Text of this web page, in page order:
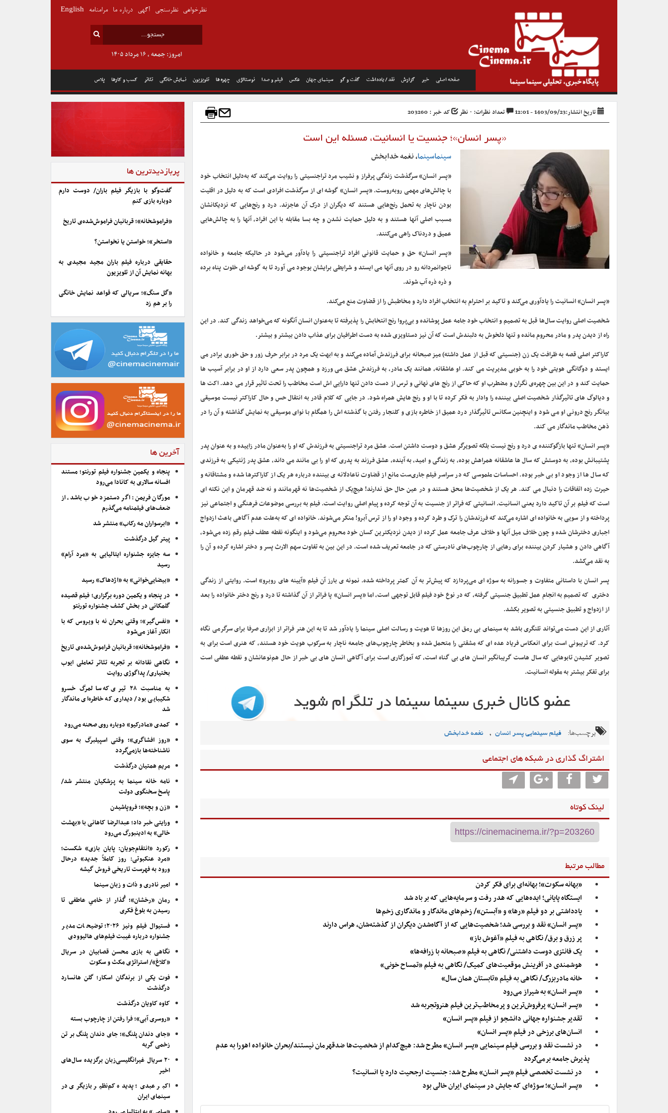
صفحه اصلی خبر گزارش نقد / یادداشت گفت و گو سینمای جهان عکس فیلم و صدا نوستالژی چهره ها تلویزیون نمایش خانگی تئاتر کسب و کارها پلاس
امروز: جمعه , ۱۶ مرداد ۱۴۰۵
نظرخواهی نظرسنجی آگهی درباره ما مرامنامه English
تاریخ انتشار:1403/09/23 - 12:01 تعداد نظرات: ۰ نظر کد خبر : 203260
«پسر انسان»؛ جنسیت یا انسانیت، مسئله این است
سینماسینما، نغمه خدابخش
«پسر انسان» سرگذشت زندگی پرفراز و نشیب مرد تراجنسیتی را روایت می‌کند که به‌دلیل انتخاب خود
با چالش‌های مهمی روبه‌روست. «پسر انسان» گوشه ای از سرگذشت افرادی است که به دلیل در اقلیت
بودن ناچار به تحمل رنج‌هایی هستند که دیگران از درک آن عاجزند. درد و رنج‌هایی که نزدیکانشان
مسبب اصلی آنها هستند و به دلیل حمایت نشدن و چه بسا مقابله با این افراد، آنها را به چالش‌هایی
عمیق و دردناک راهی می‌کنند.
«پسر انسان» حق و حمایت قانونی افراد تراجنسیتی را یادآور می‌شود در حالیکه جامعه و خانواده
ناجوانمردانه رو در روی آنها می ایستد و شرایطی برایشان بوجود می آورد تا به گوشه ای خلوت پناه برده
و ذره ذره آب شوند.
«پسر انسان» انسانیت را یادآوری می‌کند و تاکید بر احترام به انتخاب افراد دارد و مخاطبش را از قضاوت منع می‌کند.
شخصیت اصلی روایت سال‌ها قبل به تصمیم و انتخاب خود جامه عمل پوشانده و بی‌پروا رنج انتخابش را پذیرفته تا به‌عنوان انسان آنگونه که می‌خواهد زندگی کند. در این
راه از دیدن پدر و مادر محروم مانده و تنها دلخوش به دلبندش است که آن نیز دستاویزی شده به دست اطرافیان برای عذاب دادن بیشتر و بیشتر.
کاراکتر اصلی قصه به ظرافت یک زن (جنسیتی که قبل از عمل داشته) میز صبحانه برای فرزندش آماده می‌کند و به ابهت یک مرد در برابر حرف زور و حق خوری برادر می
ایستد و دوگانگی هویتی خود را به خوبی مدیریت می کند. او عاشقانه، همانند یک مادر، به فرزندش عشق می ورزد و همچون پدر سعی دارد از او در برابر آسیب ها
حمایت کند و در این بین چهره‌ی نگران و مضطرب او که حاکی از رنج های نهانی و ترس از دست دادن تنها دارایی اش است مخاطب را تحت تاثیر قرار می دهد. اکت ها
و دیالوگ های تاثیرگذار شخصیت اصلی بیننده را وادار به فکر کرده تا با او و رنج هایش همراه شود. در جایی که کلام قادر به انتقال حس و حال کاراکتر نیست موسیقی
بیانگر رنج درونی او می شود و اینچنین سکانس تاثیرگذار درد عمیق از خاطره بازی و کلنجار رفتن با گذشته اش را همگام با نوای موسیقی به نمایش گذاشته و آن را در
ذهن مخاطب ماندگار می کند.
«پسر انسان» تنها بازگوکننده ی درد و رنج نیست بلکه تصویرگر عشق و دوست داشتن است. عشق مرد تراجنسیتی به فرزندش که او را به‌عنوان مادر زاییده و به عنوان پدر
پشتیبانش بوده، به دوستش که سال ها عاشقانه همراهش بوده، به زندگی و امید، به آینده، عشق فرزند به پدری که او را بی مانند می داند، عشق پدر ژنتیکی به فرزندی
که سال ها از وجود او بی خبر بوده. احساسات ملموسی که در سراسر فیلم جاری‌ست مانع از قضاوت ناعادلانه ی بیننده درباره هر یک از کاراکترها شده و مشتاقانه و
حیرت زده اتفاقات را دنبال می کند. هر یک از شخصیت‌ها محق هستند و در عین حال حق ندارند! هیچ‌یک از شخصیت‌ها نه قهرمانند و نه ضد قهرمان و این نکته ای
است که فیلم بر آن تاکید دارد یعنی انسانیت. انسانیتی که فراتر از جنسیت به آن توجه کرده و پیام اصلی روایت است. فیلم به بررسی موضوعات فرهنگی و اجتماعی نیز
پرداخته و از سویی به خانواده ای اشاره می‌کند که فرزندشان را ترک و طرد کرده و وجود او را از ترس آبرو! منکر می‌شوند. خانواده ای که به‌علت عدم آگاهی باعث ازدواج
اجباری دخترشان شده و چون خلاف میل آنها و خلاف عرف جامعه عمل کرده از دیدن نزدیکترین کسان خود محروم می‌شود و اینگونه نقطه عطف فیلم رقم زده می‌شود،
آگاهی دادن و هشیار کردن بیننده برای رهایی از چارچوب‌های نادرستی که در جامعه تعریف شده است. در این بین به تفاوت سهم الارث پسر و دختر اشاره کرده و آن را
به نقد می‌کشد.
پسر انسان با داستانی متفاوت و جسورانه به سوژه ای می‌پردازد که پیش‌تر به آن کمتر پرداخته شده. نمونه ی بارز آن فیلم «آیینه های روبرو» است. روایتی از زندگی
دختری که تصمیم به انجام عمل تطبیق جنسیتی گرفته، که در نوع خود فیلم قابل توجهی است، اما «پسر انسان» پا فراتر از آن گذاشته تا درد و رنج دختر خانواده را بعد
از ازدواج و تطبیق جنسیتی به تصویر بکشد.
آثاری از این دست می‌تواند تلنگری باشد به سینمای بی رمق این روزها تا هویت و رسالت اصلی سینما را یادآور شد تا به این هنر فراتر از ابزاری صرفا برای سرگرمی نگاه
کرد. که تریبونی است برای انعکاس فریاد عده ای که مشقتی را متحمل شده و بخاطر چارچوب‌های جامعه ناچار به سرکوب هویت خود هستند، که هنری است برای به
تصویر کشیدن تابوهایی که سال هاست گریبانگیر انسان های بی گناه است، که آموزگاری است برای آگاهی انسان های بی خبر از حال هم‌نوعانشان و نقطه عطفی است
برای تفکر بیشتر به مقوله انسانیت.
برچسب‌ها: فیلم سینمایی پسر انسان , نغمه خدابخش
اشتراگ گذاری در شبکه های اجتماعی
لینک کوتاه
مطالب مرتبط
«بهانه سکوت»؛ بهانه‌ای برای فکر کردن
ایستگاه پایانی؛ ایده‌هایی که هدر رفت و سرمایه‌هایی که بر باد شد
یادداشتی بر دو فیلم «رها» و «آبستن»/ زخم‌های ماندگار و ماندگاری زخم‌ها
«پسر انسان» نقد و بررسی شد؛ شخصیت‌هایی که از آگاه‌شدن دیگران از گذشته‌شان، هراس دارند
پر زرق و برق/ نگاهی به فیلم «آغوش باز»
یک فانتزی دوست داشتنی/ نگاهی به فیلم «صبحانه با زرافه‌ها»
هوشمندی در آفرینش موقعیت‌های کمیک/ نگاهی به فیلم «تمساح خونی»
خانه مادربزرگ/ نگاهی به فیلم «تابستان همان سال»
«پسر انسان» به شیراز می‌رود
«پسر انسان» پرفروش‌ترین و پرمخاطب‌ترین فیلم هنروتجربه شد
تقدیر جشنواره جهانی دانشجو از فیلم «پسر انسان»
انسان‌های برزخی در فیلم «پسر انسان»
در نشست نقد و بررسی فیلم سینمایی «پسر انسان» مطرح شد: هیچ‌کدام از شخصیت‌ها ضدقهرمان نیستند/بحران خانواده اهورا به عدم
پذیرش جامعه برمی‌گردد
در نشست تخصصی فیلم «پسر انسان» مطرح شد: جنسیت ارجحیت دارد یا انسانیت؟
«‌پسر انسان»؛ سوژه‌ای که جایش در سینمای ایران خالی بود
پربازدیدترین ها
گفت‌وگو با بازیگر فیلم باران/ دوست دارم
دوباره بازی کنم
«فراموشخانه»؛ قربانیان فراموش‌شده‌ی تاریخ
«استخر»؛ خواستن یا نخواستن؟
حقایقی درباره فیلم باران مجید مجیدی به
بهانه نمایش آن از تلویزیون
«گل سنگ»؛ سریالی که قواعد نمایش خانگی
را بر هم زد
آخرین ها
پنجاه و یکمین جشنواره فیلم تورنتو؛ مستند
افسانه سالاری به کانادا می‌رود
مورگان فریمن: اگر دستمزد خوب باشد، از
ضعف‌های فیلمنامه می‌گذرم
«ابرسواران مه رکاب» منتشر شد
پیتر گیل درگذشت
سه جایزه جشنواره ایتالیایی به «مرد آرام»
رسید
«بیضایی‌خوانی» به «اژدهاک» رسید
در پنجاه و یکمین دوره برگزاری؛ فیلم قصیده
گلمکانی در بخش کشف جشنواره تورنتو
«نفس‌گیر»؛ وقتی بحران نه با ویروس که با
انکار آغاز می‌شود
«فراموشخانه»؛ قربانیان فراموش‌شده‌ی تاریخ
نگاهی نقادانه بر تجربه تئاتر تعاملی ایوب
بختیاری/ پداگوژی روایت
به مناسبت ۲۸ تیری که سالمرگ خسرو
شکیبایی بود/ دیداری که خاطره‌ای ماندگار
شد
کمدی «مادرکیو» دوباره روی صحنه می‌رود
«روز افشاگری»؛ وقتی اسپیلبرگ به سوی
ناشناخته‌ها بازمی‌گردد
مریم همتیان درگذشت
نامه خانه سینما به پزشکیان منتشر شد/
پاسخ سخنگوی دولت
«زن و بچه»؛ فروپاشیدن
ورایتی خبر داد؛ عبدالرضا کاهانی با «بهشت
خالی» به ادینبورگ می‌رود
رکورد «انتقام‌جویان: پایان بازی» شکست؛
«مرد عنکبوتی: روز کاملاً جدید» درحال
ورود به فهرست تاریخی فروش گیشه
امیر نادری و ذات و زبان سینما
رمان «رخشان»؛ گُذار از خامیِ عاطفی تا
رسیدن به بلوغ فکری
فستیوال فیلم ونیز ۲۰۲۶؛ توضیحات مدیر
جشنواره درباره غیبت فیلم‌های هالیوودی
نگاهی به بازی محسن قصابیان در سریال
«کلاغ»/ استراتژی مکث و سکوت
فوت یکی از برندگان اسکار؛ گلن هانسارد
درگذشت
کاوه کاویان درگذشت
«روسری آبی»؛ فرا رفتن از چارچوب بسته
«جای دندان پلنگ»؛ جای دندان پلنگ بر تن
زخمی گربه
۲۰ سریال غیرانگلیسی‌زبان برگزیده سال‌های
اخیر
اکبر عبدی؛ پدیده کم‌نظیر بازیگری در
سینمای ایران